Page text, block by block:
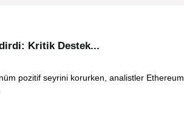
Kritik Destek...
pozitif seyrini korurken, analistler Ethereum